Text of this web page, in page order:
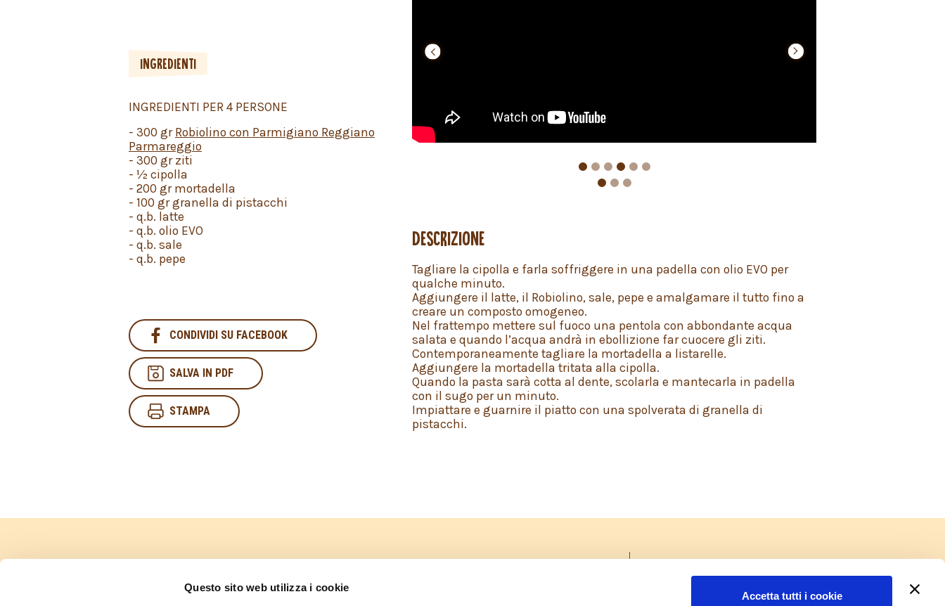
Questo sito web utilizza i cookie
Accetta tutti i cookie
INGREDIENTI
INGREDIENTI PER 4 PERSONE
- 300 gr Robiolino con Parmigiano Reggiano
Parmareggio
- 300 gr ziti
- ½ cipolla
- 200 gr mortadella
- 100 gr granella di pistacchi
- q.b. latte
- q.b. olio EVO
- q.b. sale
- q.b. pepe
CONDIVIDI SU FACEBOOK
SALVA IN PDF
STAMPA
prev next
prev next
DESCRIZIONE
Tagliare la cipolla e farla soffriggere in una padella con olio EVO per
qualche minuto.
Aggiungere il latte, il Robiolino, sale, pepe e amalgamare il tutto fino a
creare un composto omogeneo.
Nel frattempo mettere sul fuoco una pentola con abbondante acqua
salata e quando l’acqua andrà in ebollizione far cuocere gli ziti.
Contemporaneamente tagliare la mortadella a listarelle.
Aggiungere la mortadella tritata alla cipolla.
Quando la pasta sarà cotta al dente, scolarla e mantecarla in padella
con il sugo per un minuto.
Impiattare e guarnire il piatto con una spolverata di granella di
pistacchi.
DICHIARAZIONE ACCESSIBILITÀ
Sponsor ufficiale di: